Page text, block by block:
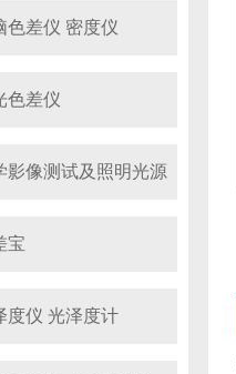
色差仪 密度仪
色差仪
影像测试及照明光源
宝
度仪 光泽度计